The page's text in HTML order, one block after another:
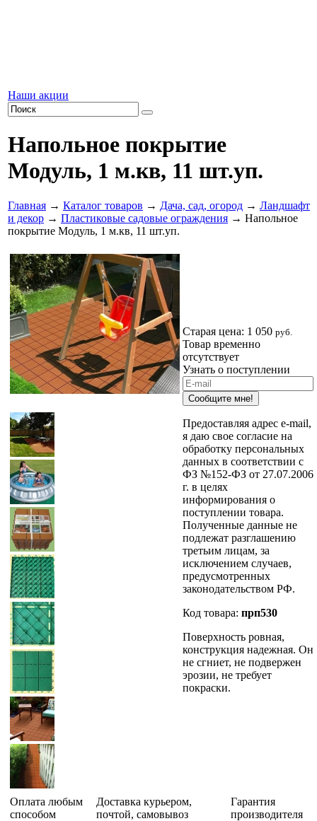
Наши акции
Напольное покрытие
Модуль, 1 м.кв, 11 шт.уп.
Главная → Каталог товаров → Дача, сад, огород → Ландшафт
и декор → Пластиковые садовые ограждения → Напольное
покрытие Модуль, 1 м.кв, 11 шт.уп.
Старая цена: 1 050 руб.
Товар временно
отсутствует
Узнать о поступлении
Сообщите мне!
Предоставляя адрес e-mail,
я даю свое согласие на
обработку персональных
данных в соответствии с
ФЗ №152-ФЗ от 27.07.2006
г. в целях
информирования о
поступлении товара.
Полученные данные не
подлежат разглашению
третьим лицам, за
исключением случаев,
предусмотренных
законодательством РФ.
Код товара: прп530
Поверхность ровная,
конструкция надежная. Он
не сгниет, не подвержен
эрозии, не требует
покраски.
Оплата любым
способом
Доставка курьером,
почтой, самовывоз
Гарантия
производителя